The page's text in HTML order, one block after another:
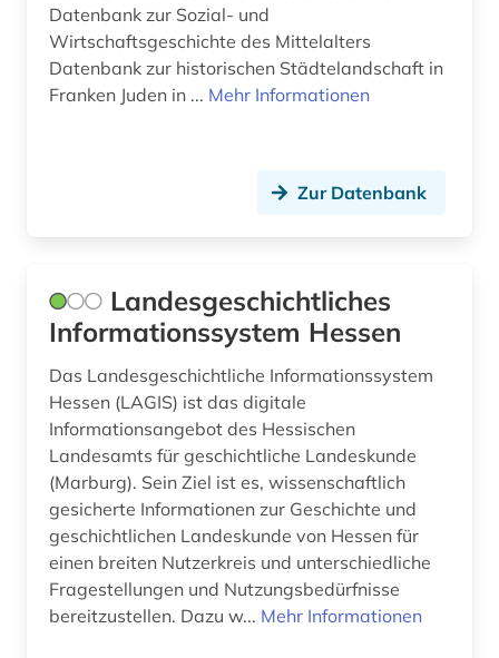
rüsselsheim (1)
schule (1)
spezialsammlung (1)
stammbuch (1)
süd (1)
südhessisch (1)
topographie (2)
topographische karte (1)
universität (2)
unterfranken (1)
Rumänien (2)
Russland, Sowjetunion (2)
Saarland (3)
Schleswig-Holstein (3)
Slowakei (1)
Thueringen (7)
USA (1)
Ungarn (1)
Datenbank zur Sozial- und
Wirtschaftsgeschichte des Mittelalters
Datenbank zur historischen Städtelandschaft in
Franken Juden in ... Mehr Informationen
Zur Datenbank
Landesgeschichtliches
Informationssystem Hessen
Das Landesgeschichtliche Informationssystem
Hessen (LAGIS) ist das digitale
Informationsangebot des Hessischen
Landesamts für geschichtliche Landeskunde
(Marburg). Sein Ziel ist es, wissenschaftlich
gesicherte Informationen zur Geschichte und
geschichtlichen Landeskunde von Hessen für
einen breiten Nutzerkreis und unterschiedliche
Fragestellungen und Nutzungsbedürfnisse
bereitzustellen. Dazu w... Mehr Informationen